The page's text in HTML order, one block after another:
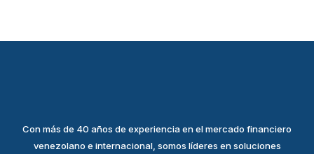
Con más de 40 años de experiencia en el mercado financiero
venezolano e internacional, somos líderes en soluciones